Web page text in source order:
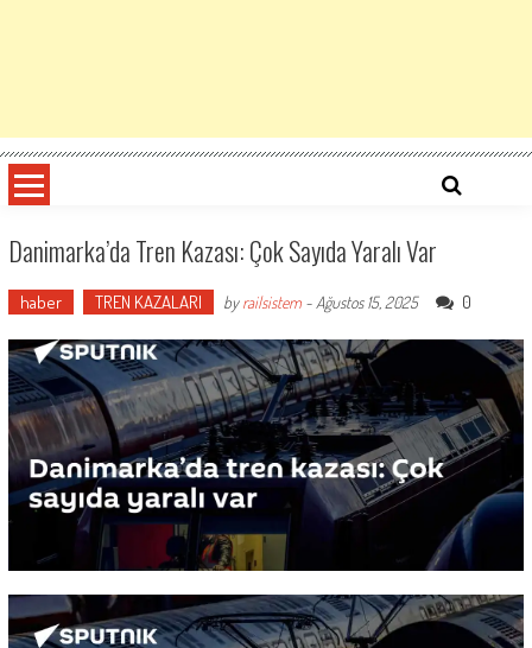
Danimarka’da Tren Kazası: Çok Sayıda Yaralı Var
haber TREN KAZALARI byrailsistem- Ağustos 15, 2025 0